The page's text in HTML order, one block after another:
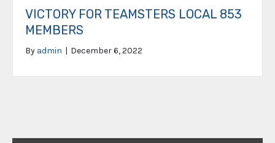
VICTORY FOR TEAMSTERS LOCAL 853
MEMBERS
By admin | December 6, 2022